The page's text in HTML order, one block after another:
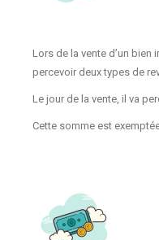
Lors de la vente d’un bien
percevoir deux types de
Le jour de la vente, il va
Cette somme est